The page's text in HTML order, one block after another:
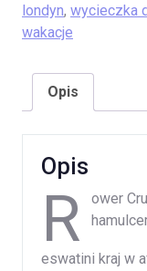
londyn, wycieczka
wakacje
Opis
Opis
R
ower
eswatini kraj w